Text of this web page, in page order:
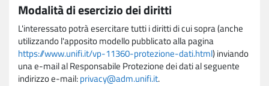
Modalità di esercizio dei diritti
L'interessato potrà esercitare tutti i diritti di cui sopra (anche
utilizzando l'apposito modello pubblicato alla pagina
https://www.unifi.it/vp-11360-protezione-dati.html) inviando
una e-mail al Responsabile Protezione dei dati al seguente
indirizzo e-mail:privacy@adm.unifi.it.